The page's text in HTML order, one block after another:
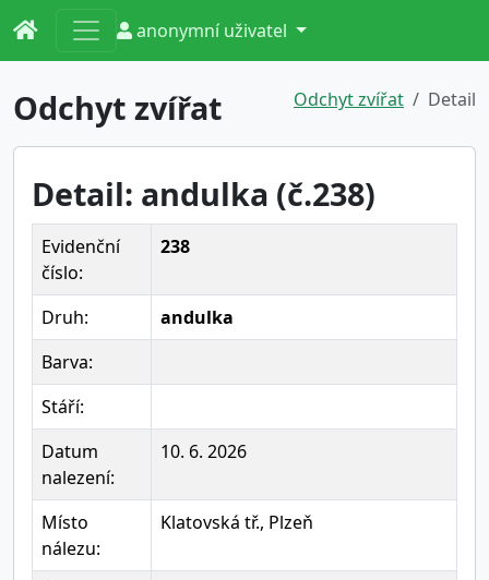
anonymní uživatel
Odchyt zvířat Odchyt zvířat Detail
Detail: andulka (č.238)
Evidenční
číslo:
238
Druh:
andulka
Barva:
Stáří:
Datum
nalezení:
10. 6. 2026
Místo
nálezu:
Klatovská tř., Plzeň